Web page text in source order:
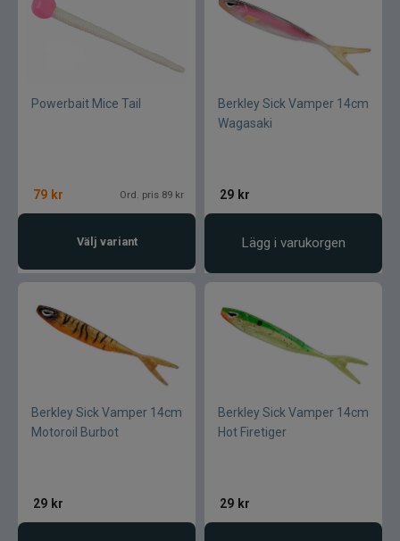
Powerbait Mice Tail
79 kr Ord. pris 89 kr
Välj variant
Berkley Sick Vamper 14cm
Wagasaki
29 kr
Lägg i varukorgen
Berkley Sick Vamper 14cm
Motoroil Burbot
29 kr
Berkley Sick Vamper 14cm
Hot Firetiger
29 kr